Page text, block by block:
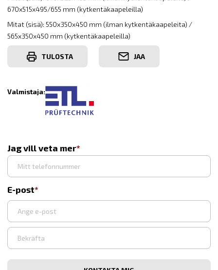
670x515x495/655 mm (kytkentäkaapeleilla)
Mitat (sisä): 550x350x450 mm (ilman kytkentäkaapeleita) /
565x350x450 mm (kytkentäkaapeleilla)
TULOSTA JAA
Valmistaja:
Jag vill veta mer
E-post
Syötä
sähköpostiosoite
Vahvista